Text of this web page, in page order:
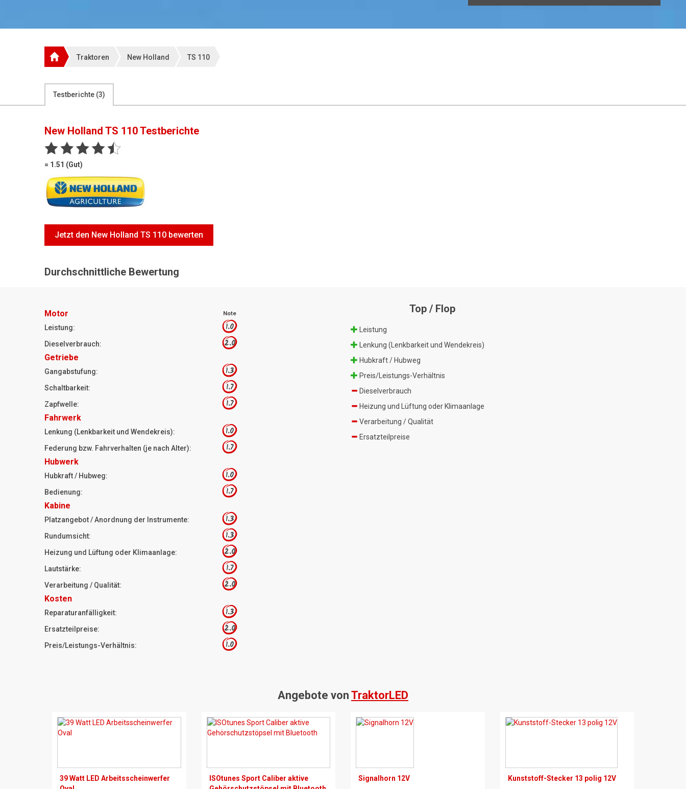
Traktoren New Holland TS 110
Testberichte (3)
New Holland TS 110Testberichte
= 1.51 (Gut)
Jetzt den New Holland TS 110 bewerten
Durchschnittliche Bewertung
Motor Note
Leistung: 1.0
Dieselverbrauch: 2.0
Getriebe
Gangabstufung: 1.3
Schaltbarkeit: 1.7
Zapfwelle: 1.7
Fahrwerk
Lenkung (Lenkbarkeit und Wendekreis): 1.0
Federung bzw. Fahrverhalten (je nach Alter): 1.7
Hubwerk
Hubkraft / Hubweg: 1.0
Bedienung: 1.7
Kabine
Platzangebot / Anordnung der Instrumente: 1.3
Rundumsicht: 1.3
Heizung und Lüftung oder Klimaanlage: 2.0
Lautstärke: 1.7
Verarbeitung / Qualität: 2.0
Kosten
Reparaturanfälligkeit: 1.3
Ersatzteilpreise: 2.0
Preis/Leistungs-Verhältnis: 1.0
Top / Flop
Leistung
Lenkung (Lenkbarkeit und Wendekreis)
Hubkraft / Hubweg
Preis/Leistungs-Verhältnis
Dieselverbrauch
Heizung und Lüftung oder Klimaanlage
Verarbeitung / Qualität
Ersatzteilpreise
Angebote von TraktorLED
39 Watt LED Arbeitsscheinwerfer
ISOtunes Sport Caliber aktive
Signalhorn 12V
Kunststoff-Stecker 13 polig 12V